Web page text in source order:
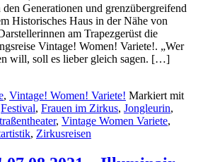
Generationen und grenzübergreifend
Historisches Haus in der Nähe von
am Trapezgerüst die
Vintage! Women! Variete!. „Wer
will, soll es lieber gleich sagen. […]
, Vintage! Women! Variete! Markiert mit
Festival, Frauen im Zirkus, Jongleurin,
, Vintage Women Variete,
, Zirkusreisen